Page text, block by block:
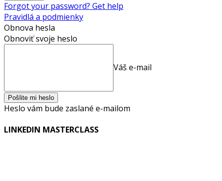
Forgot your password? Get help
Pravidlá a podmienky
Obnova hesla
Obnoviť svoje heslo
Váš e-mail
Heslo vám bude zaslané e-mailom
LINKEDIN MASTERCLASS